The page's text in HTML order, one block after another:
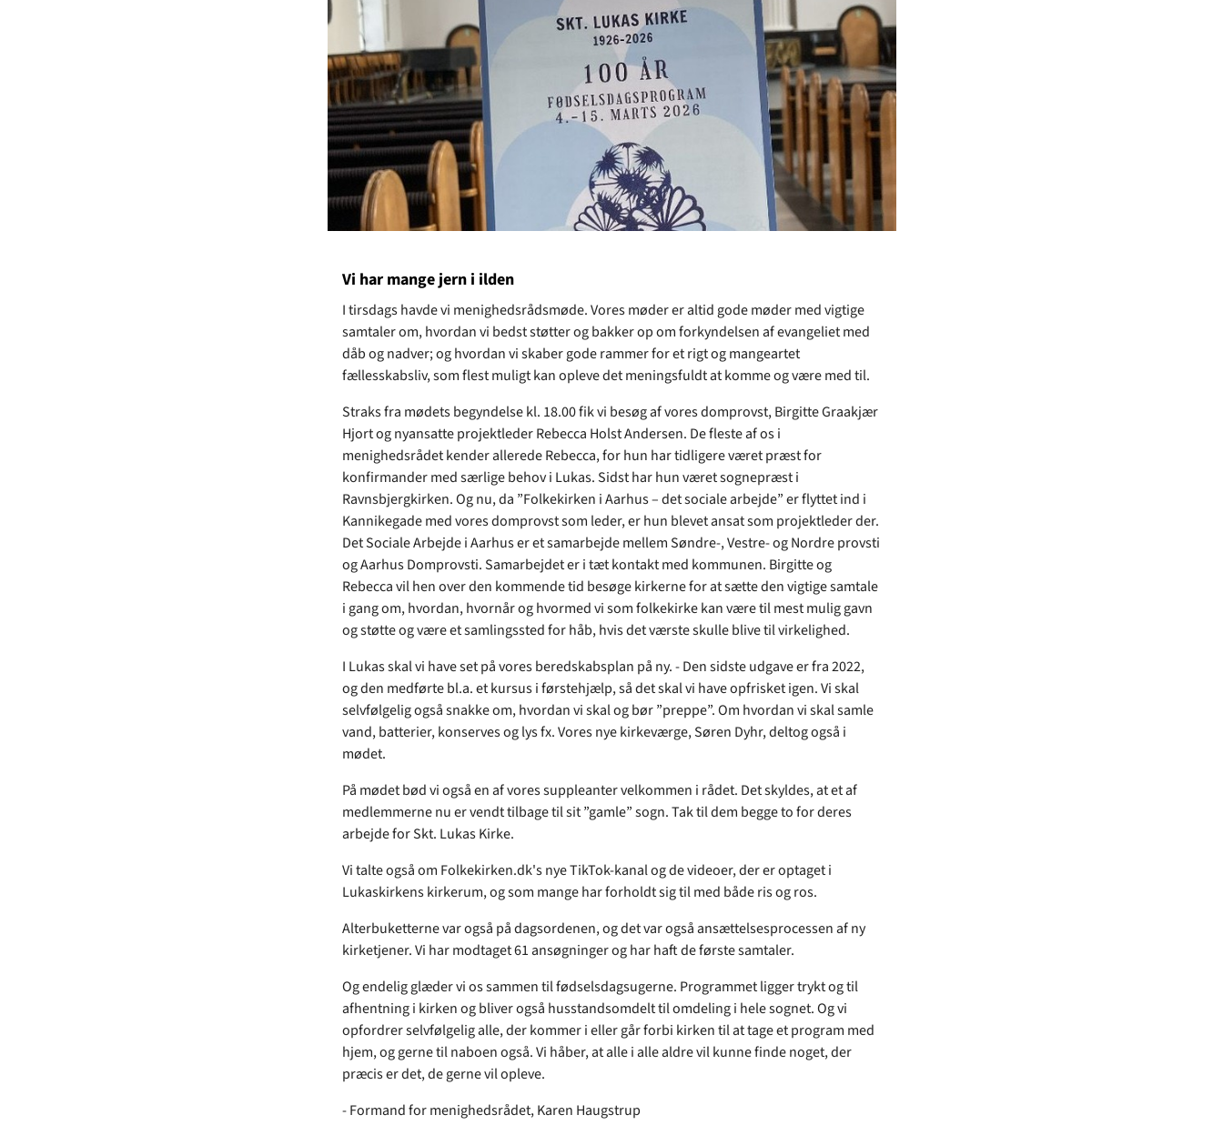
Vi har mange jern i ilden
I tirsdags havde vi menighedsrådsmøde. Vores møder er altid gode møder med vigtige
samtaler om, hvordan vi bedst støtter og bakker op om forkyndelsen af evangeliet med
dåb og nadver; og hvordan vi skaber gode rammer for et rigt og mangeartet
fællesskabsliv, som flest muligt kan opleve det meningsfuldt at komme og være med til.
Straks fra mødets begyndelse kl. 18.00 fik vi besøg af vores domprovst, Birgitte Graakjær
Hjort og nyansatte projektleder Rebecca Holst Andersen. De fleste af os i
menighedsrådet kender allerede Rebecca, for hun har tidligere været præst for
konfirmander med særlige behov i Lukas. Sidst har hun været sognepræst i
Ravnsbjergkirken. Og nu, da ”Folkekirken i Aarhus – det sociale arbejde” er flyttet ind i
Kannikegade med vores domprovst som leder, er hun blevet ansat som projektleder der.
Det Sociale Arbejde i Aarhus er et samarbejde mellem Søndre-, Vestre- og Nordre provsti
og Aarhus Domprovsti. Samarbejdet er i tæt kontakt med kommunen. Birgitte og
Rebecca vil hen over den kommende tid besøge kirkerne for at sætte den vigtige samtale
i gang om, hvordan, hvornår og hvormed vi som folkekirke kan være til mest mulig gavn
og støtte og være et samlingssted for håb, hvis det værste skulle blive til virkelighed.
I Lukas skal vi have set på vores beredskabsplan på ny. - Den sidste udgave er fra 2022,
og den medførte bl.a. et kursus i førstehjælp, så det skal vi have opfrisket igen. Vi skal
selvfølgelig også snakke om, hvordan vi skal og bør ”preppe”. Om hvordan vi skal samle
vand, batterier, konserves og lys fx. Vores nye kirkeværge, Søren Dyhr, deltog også i
mødet.
På mødet bød vi også en af vores suppleanter velkommen i rådet. Det skyldes, at et af
medlemmerne nu er vendt tilbage til sit ”gamle” sogn. Tak til dem begge to for deres
arbejde for Skt. Lukas Kirke.
Vi talte også om Folkekirken.dk's nye TikTok-kanal og de videoer, der er optaget i
Lukaskirkens kirkerum, og som mange har forholdt sig til med både ris og ros.
Alterbuketterne var også på dagsordenen, og det var også ansættelsesprocessen af ny
kirketjener. Vi har modtaget 61 ansøgninger og har haft de første samtaler.
Og endelig glæder vi os sammen til fødselsdagsugerne. Programmet ligger trykt og til
afhentning i kirken og bliver også husstandsomdelt til omdeling i hele sognet. Og vi
opfordrer selvfølgelig alle, der kommer i eller går forbi kirken til at tage et program med
hjem, og gerne til naboen også. Vi håber, at alle i alle aldre vil kunne finde noget, der
præcis er det, de gerne vil opleve.
- Formand for menighedsrådet, Karen Haugstrup